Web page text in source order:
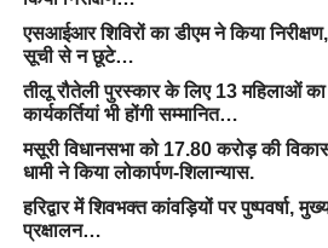
एसआईआर शिविरों का डीएम ने किया
सूची से न छूटे…
तीलू रौतेली पुरस्कार के लिए 13 महिलाओं
कार्यकर्तियां भी होंगी सम्मानित…
मसूरी विधानसभा को 17.80 करोड़ की
धामी ने किया लोकार्पण-शिलान्यास.
हरिद्वार में शिवभक्त कांवड़ियों पर पुष्पवर्षा,
प्रक्षालन…